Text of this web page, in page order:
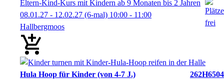
Eltern-Kind-Kurs mit Kindern ab 9 Monaten bis 2 Jahren
08.01.27 - 12.02.27 (6-mal) 10:00 - 11:00
Hallbergmoos
Hula Hoop für Kinder (von 4-7 J.)
262H6504